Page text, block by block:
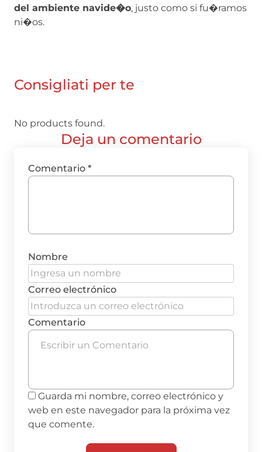
del ambiente navide�o, justo como si fu�ramos
ni�os.
Consigliati per te
No products found.
Deja un comentario
Comentario *
Nombre
Correo electrónico
Comentario
Guarda mi nombre, correo electrónico y
web en este navegador para la próxima vez
que comente.